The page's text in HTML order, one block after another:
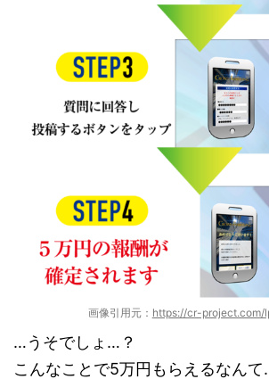
画像引用元： https://cr-project.com/
…うそでしょ…？
こんなことで5万円もらえるなん